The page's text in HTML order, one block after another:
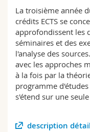
Sciences et
Interfacultaire
Collaborateurs
Doctorants
Webmail
Programme des
MyUnifr
La troisième année
crédits ECTS se
approfondissent les
séminaires et des
l'analyse des
avec les approches
à la fois par la
programme d'études
s'étend sur une
description